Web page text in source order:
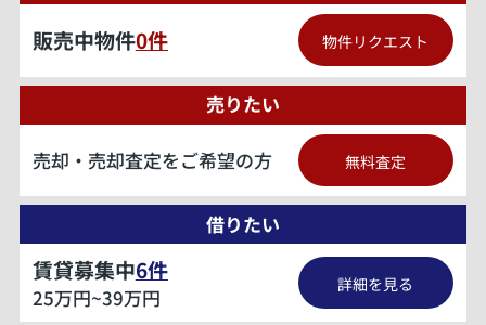
販売中物件0件 物件リクエスト
売りたい
売却・売却査定をご希望の方 無料査定
借りたい
賃貸募集中6件
25万円~39万円
詳細を見る